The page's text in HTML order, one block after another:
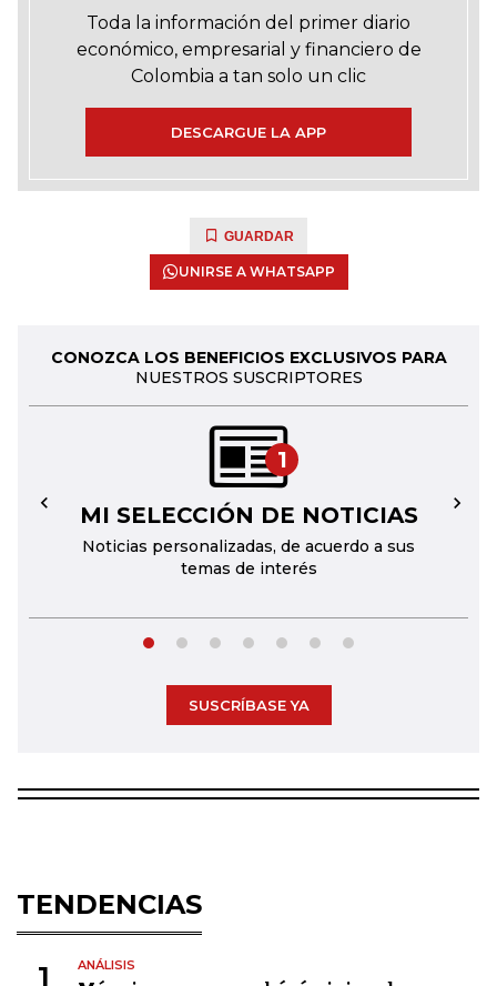
Toda la información del primer diario
económico, empresarial y financiero de
Colombia a tan solo un clic
DESCARGUE LA APP
GUARDAR
UNIRSE A WHATSAPP
CONOZCA LOS BENEFICIOS EXCLUSIVOS PARA
NUESTROS SUSCRIPTORES
1
MI SELECCIÓN DE NOTICIAS
Noticias personalizadas, de acuerdo a sus
temas de interés
← →
SUSCRÍBASE YA
TENDENCIAS
1 ANÁLISIS